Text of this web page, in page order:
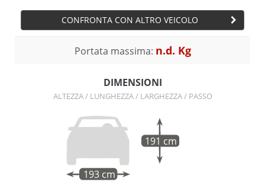
CONFRONTA CON ALTRO VEICOLO
Portata massima: n.d. Kg
DIMENSIONI
ALTEZZA / LUNGHEZZA / LARGHEZZA / PASSO
193 cm
191 cm